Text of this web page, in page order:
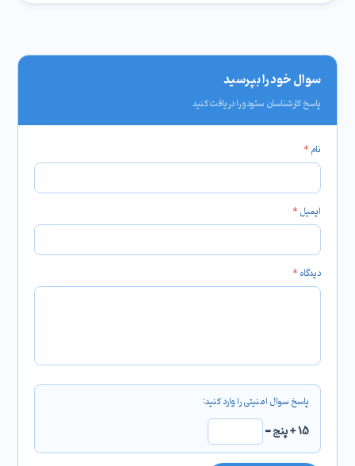
دیدگاه *
نام *
ایمیل *
15 + پنج =